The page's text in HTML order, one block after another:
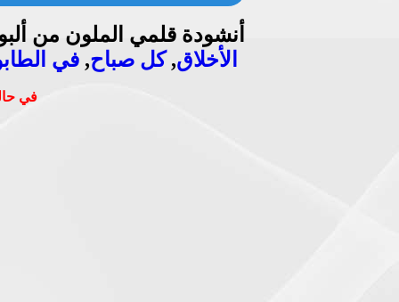
أنشودة قلمي الملون من
الأخلاق,كل صباح, في
في